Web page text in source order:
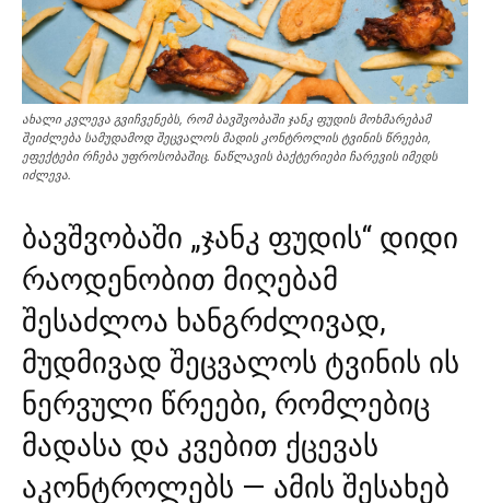
ახალი კვლევა გვიჩვენებს, რომ ბავშვობაში ჯანკ ფუდის მოხმარებამ
შეიძლება სამუდამოდ შეცვალოს მადის კონტროლის ტვინის წრეები,
ეფექტები რჩება უფროსობაშიც. ნაწლავის ბაქტერიები ჩარევის იმედს
იძლევა.
ბავშვობაში „ჯანკ ფუდის“ დიდი
რაოდენობით მიღებამ
შესაძლოა ხანგრძლივად,
მუდმივად შეცვალოს ტვინის ის
ნერვული წრეები, რომლებიც
მადასა და კვებით ქცევას
აკონტროლებს — ამის შესახებ